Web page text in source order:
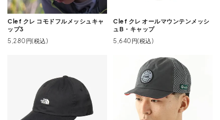
Clef クレ コモドフルメッシュキャ
ップ3
5,280円(税込)
Clef クレ オールマウンテンメッシ
ュB・キャップ
5,640円(税込)